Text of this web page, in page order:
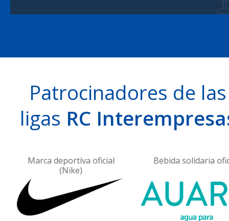
Patrocinadores de las
ligas RC
Marca deportiva oficial
(Nike)
Bebida solidaria